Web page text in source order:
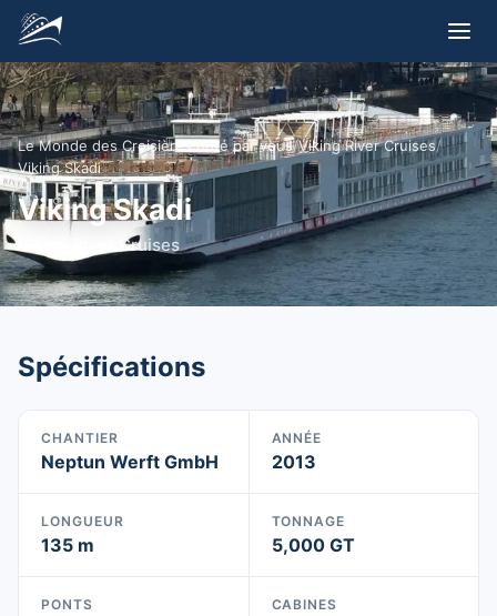
Le Monde des Croisières noté par vous/Viking River Cruises/
Viking Skadi
Viking Skadi
Viking River Cruises
Spécifications
CHANTIER
Neptun Werft GmbH
ANNÉE
2013
LONGUEUR
135 m
TONNAGE
5,000 GT
PONTS CABINES